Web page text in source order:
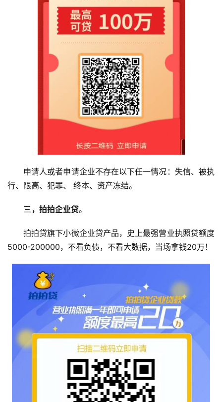
申请人或者申请企业不存在以下任一情况：失信、被执
行、限高、犯罪、 终本、资产冻结。
三 ，拍拍企业贷。
拍拍贷旗下小微企业贷产品，史上最强营业执照贷额度
5000-200000，不看负债，不看大数据，当场拿钱20万！